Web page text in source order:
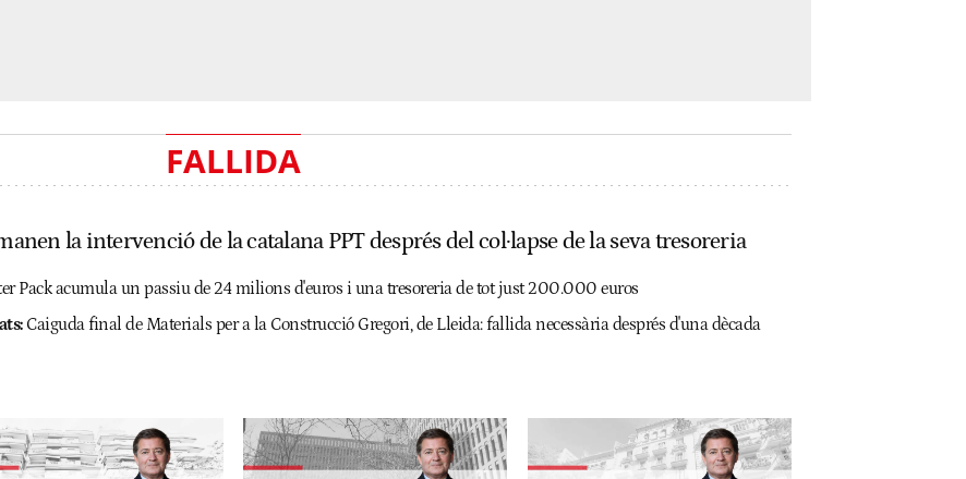
FALLIDA
la intervenció de la catalana PPT després del col·lapse de la seva tresoreria
Pack acumula un passiu de 24 milions d'euros i una tresoreria de tot just 200.000 euros
Caiguda final de Materials per a la Construcció Gregori, de Lleida: fallida necessària després d'una dècada